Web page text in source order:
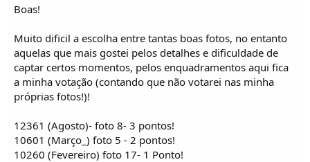
Boas!
Muito dificil a escolha entre tantas boas fotos, no entanto
aquelas que mais gostei pelos detalhes e dificuldade de
captar certos momentos, pelos enquadramentos aqui fica
a minha votação (contando que não votarei nas minha
próprias fotos!)!
12361 (Agosto)- foto 8- 3 pontos!
10601 (Março_) foto 5 - 2 pontos!
10260 (Fevereiro) foto 17- 1 Ponto!